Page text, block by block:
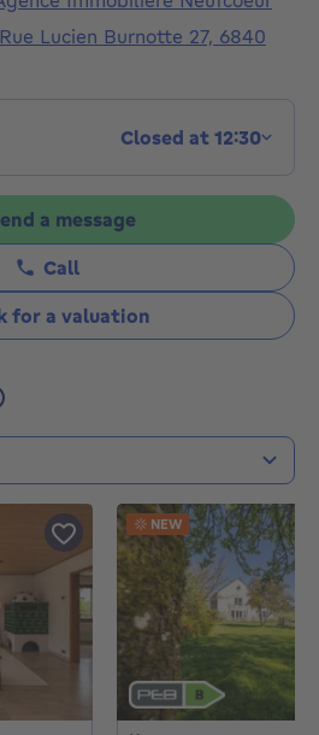
Rue Lucien Burnotte 27, 6840
Closed at 12:30
hours
a message
Call
for a valuation
NEW